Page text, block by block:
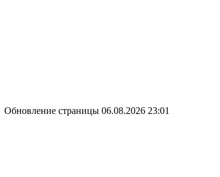
Обновление страницы 06.08.2026 23:01